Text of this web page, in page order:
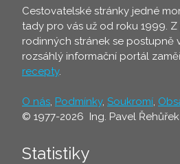
Cestovatelské stránky jedné
tady pro vás už od roku 1999.
rodinných stránek se postupně
rozsáhlý informační portál
recepty.
O nás, Podmínky, Soukromí,
© 1977-2026 Ing. Pavel Řehůřek
Statistiky